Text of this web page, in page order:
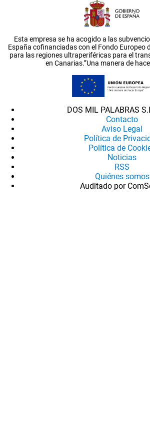
Esta empresa se ha acogido a las
España cofinanciadas con el Fondo Europeo
para las regiones ultraperiféricas para el
en Canarias.”Una manera de
DOS MIL PALABRAS
Contacto
Aviso Legal
Política de
Política de
Noticias
RSS
Quiénes somos
Auditado por